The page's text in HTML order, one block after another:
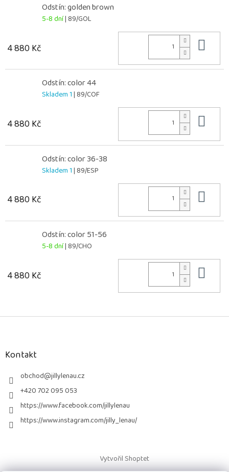
Odstín: golden brown
5-8 dní| 89/GOL
4 880 Kč
Odstín: color 44
Skladem 1| 89/COF
4 880 Kč
Odstín: color 36-38
Skladem 1| 89/ESP
4 880 Kč
Odstín: color 51-56
5-8 dní| 89/CHO
4 880 Kč
Z
Kontakt
obchod@jillylenau.cz
+420 702 095 053
https://www.facebook.com/jillylenau
https://www.instagram.com/jilly_lenau/
Vytvořil Shoptet